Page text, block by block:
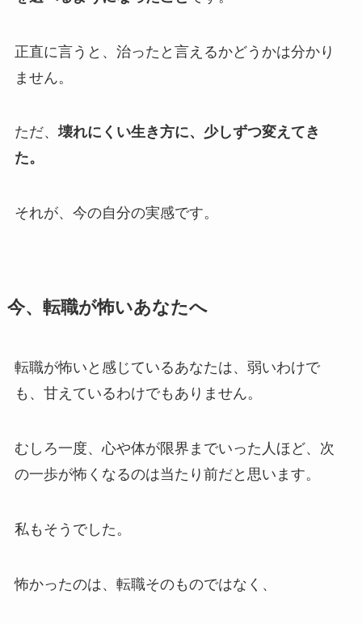
正直に言うと、治ったと言えるかどうかは分かり
ません。
ただ、 壊れにくい生き方に、少しずつ変えてき
た。
それが、今の自分の実感です。
今、転職が怖いあなたへ
転職が怖いと感じているあなたは、弱いわけで
も、甘えているわけでもありません。
むしろ一度、心や体が限界までいった人ほど、次
の一歩が怖くなるのは当たり前だと思います。
私もそうでした。
怖かったのは、転職そのものではなく、